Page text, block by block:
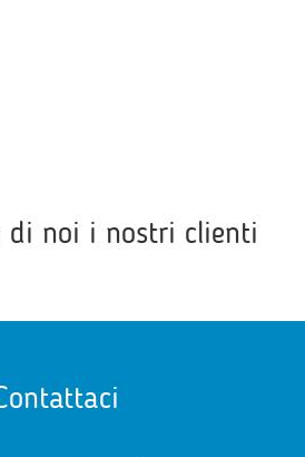
di noi i nostri clienti